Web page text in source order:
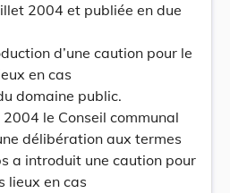
2004 et publiée en due
d’une caution pour le
en cas
domaine public.
le Conseil communal
délibération aux termes
a introduit une caution pour
lieux en cas